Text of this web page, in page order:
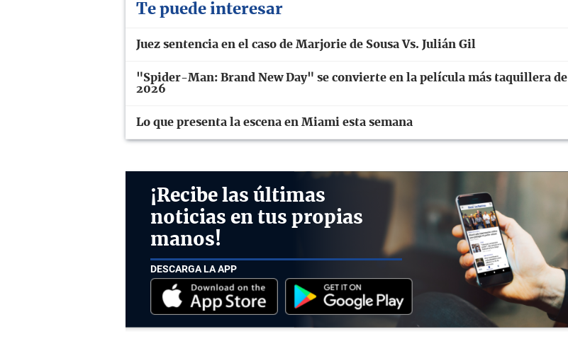
Te puede interesar
Juez sentencia en el caso de Marjorie de Sousa Vs. Julián Gil
"Spider-Man: Brand New Day" se convierte en la película más taquillera de
2026
Lo que presenta la escena en Miami esta semana
¡Recibe las últimas
noticias en tus propias
manos!
DESCARGA LA APP